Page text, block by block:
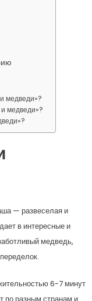
медведи»?
медведи»?
— развеселая и
в интересные и
медведь,
6-7 минут